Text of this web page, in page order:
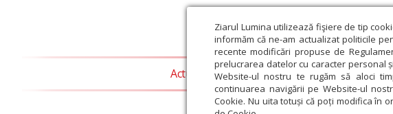
Ziarul Lumina utilizează fişiere de tip
informăm că ne-am actualizat politicile
recente modificări propuse de
prelucrarea datelor cu caracter personal
Website-ul nostru te rugăm să aloci
continuarea navigării pe Website-ul
Cookie. Nu uita totuși că poți modifica în
Actualitate religioasă Teologie și